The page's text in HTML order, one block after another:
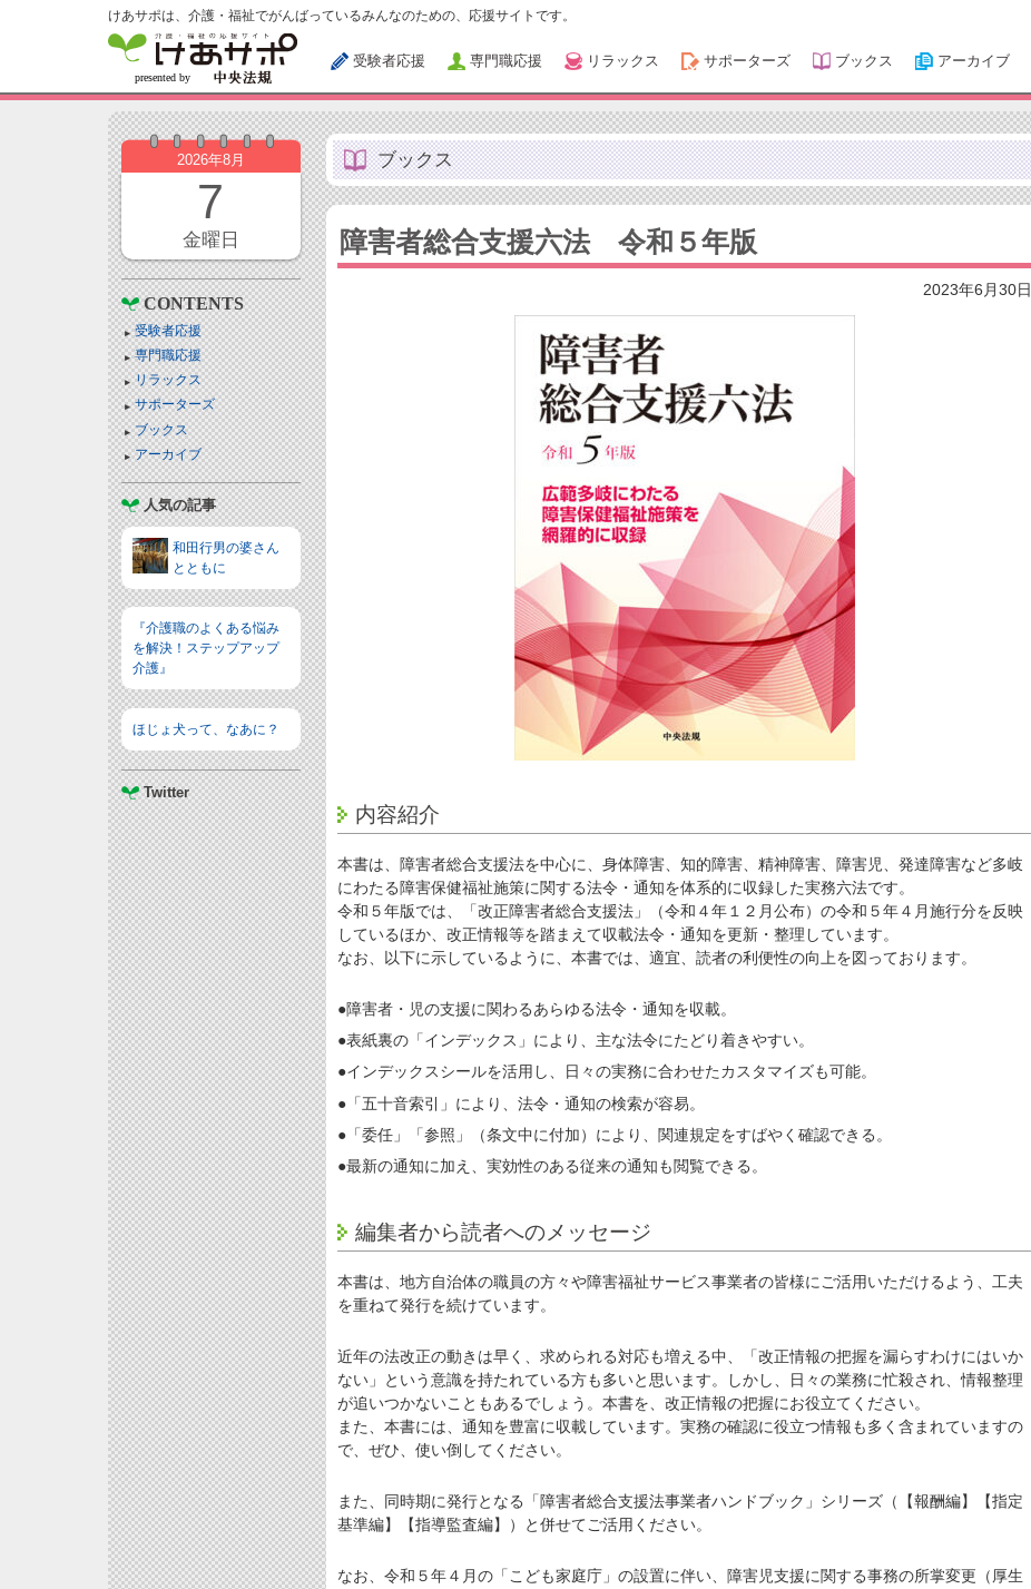
けあサポは、介護・福祉でがんばっているみんなのための、応援サイトです。
受験者応援 専門職応援 リラックス サポーターズ ブックス アーカイブ
2026年8月
7
金曜日
CONTENTS
受験者応援
専門職応援
リラックス
サポーターズ
ブックス
アーカイブ
人気の記事
和田行男の婆さん
とともに
『介護職のよくある悩み
を解決！ステップアップ
介護』
ほじょ犬って、なあに？
Twitter
ブックス
障害者総合支援六法 令和５年版
2023年6月30日
内容紹介
本書は、障害者総合支援法を中心に、身体障害、知的障害、精神障害、障害児、発達障害など多岐
にわたる障害保健福祉施策に関する法令・通知を体系的に収録した実務六法です。
令和５年版では、「改正障害者総合支援法」（令和４年１２月公布）の令和５年４月施行分を反映
しているほか、改正情報等を踏まえて収載法令・通知を更新・整理しています。
なお、以下に示しているように、本書では、適宜、読者の利便性の向上を図っております。
●障害者・児の支援に関わるあらゆる法令・通知を収載。
●表紙裏の「インデックス」により、主な法令にたどり着きやすい。
●インデックスシールを活用し、日々の実務に合わせたカスタマイズも可能。
●「五十音索引」により、法令・通知の検索が容易。
●「委任」「参照」（条文中に付加）により、関連規定をすばやく確認できる。
●最新の通知に加え、実効性のある従来の通知も閲覧できる。
編集者から読者へのメッセージ
本書は、地方自治体の職員の方々や障害福祉サービス事業者の皆様にご活用いただけるよう、工夫
を重ねて発行を続けています。
近年の法改正の動きは早く、求められる対応も増える中、「改正情報の把握を漏らすわけにはいか
ない」という意識を持たれている方も多いと思います。しかし、日々の業務に忙殺され、情報整理
が追いつかないこともあるでしょう。本書を、改正情報の把握にお役立てください。
また、本書には、通知を豊富に収載しています。実務の確認に役立つ情報も多く含まれていますの
で、ぜひ、使い倒してください。
また、同時期に発行となる「障害者総合支援法事業者ハンドブック」シリーズ（【報酬編】【指定
基準編】【指導監査編】）と併せてご活用ください。
なお、令和５年４月の「こども家庭庁」の設置に伴い、障害児支援に関する事務の所掌変更（厚生